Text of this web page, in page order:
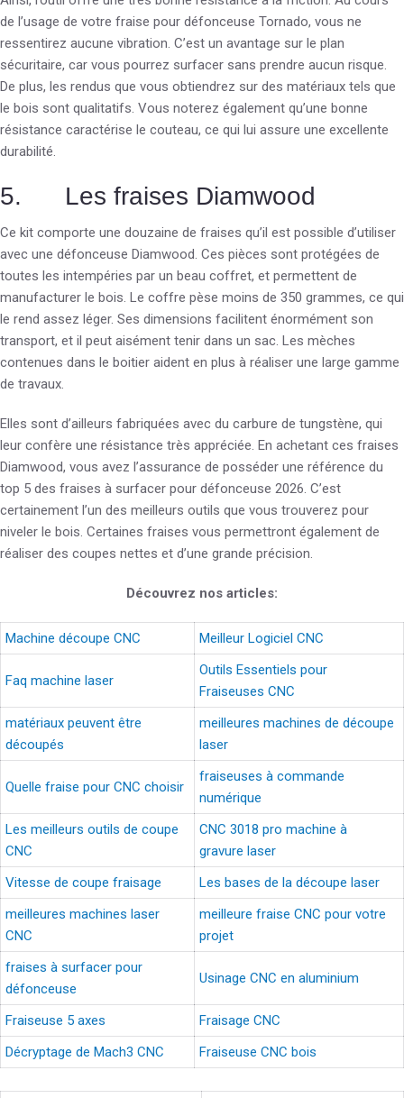
de l’usage de votre fraise pour défonceuse Tornado, vous ne
ressentirez aucune vibration. C’est un avantage sur le plan
sécuritaire, car vous pourrez surfacer sans prendre aucun risque.
De plus, les rendus que vous obtiendrez sur des matériaux tels que
le bois sont qualitatifs. Vous noterez également qu’une bonne
résistance caractérise le couteau, ce qui lui assure une excellente
durabilité.
5. Les fraises Diamwood
Ce kit comporte une douzaine de fraises qu’il est possible d’utiliser
avec une défonceuse Diamwood. Ces pièces sont protégées de
toutes les intempéries par un beau coffret, et permettent de
manufacturer le bois. Le coffre pèse moins de 350 grammes, ce qui
le rend assez léger. Ses dimensions facilitent énormément son
transport, et il peut aisément tenir dans un sac. Les mèches
contenues dans le boitier aident en plus à réaliser une large gamme
de travaux.
Elles sont d’ailleurs fabriquées avec du carbure de tungstène, qui
leur confère une résistance très appréciée. En achetant ces fraises
Diamwood, vous avez l’assurance de posséder une référence du
top 5 des fraises à surfacer pour défonceuse 2026. C’est
certainement l’un des meilleurs outils que vous trouverez pour
niveler le bois. Certaines fraises vous permettront également de
réaliser des coupes nettes et d’une grande précision.
Découvrez nos articles:
Machine découpe CNC Meilleur Logiciel CNC
Faq machine laser
Outils Essentiels pour
Fraiseuses CNC
matériaux peuvent être
découpés
meilleures machines de découpe
laser
Quelle fraise pour CNC choisir
fraiseuses à commande
numérique
Les meilleurs outils de coupe
CNC
CNC 3018 pro machine à
gravure laser
Vitesse de coupe fraisage
Les bases de la découpe laser
meilleures machines laser
CNC
meilleure fraise CNC pour votre
projet
fraises à surfacer pour
défonceuse
Usinage CNC en aluminium
Fraiseuse 5 axes
Fraisage CNC
Décryptage de Mach3 CNC
Fraiseuse CNC bois